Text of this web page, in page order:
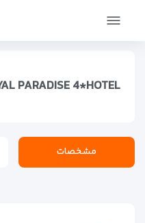
صفحه اصلی
PARADISE 4*HOTEL
مشخصات